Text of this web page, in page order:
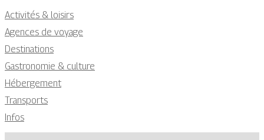
Activités & loisirs
Agences de voyage
Destinations
Gastronomie & culture
Hébergement
Transports
Infos